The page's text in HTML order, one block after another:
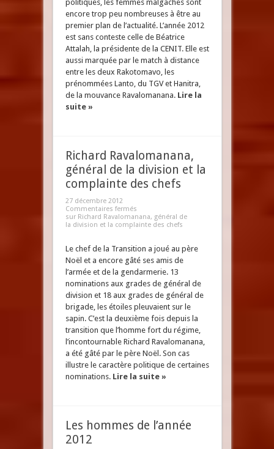
politiques, les femmes malgaches sont
encore trop peu nombreuses à être au
premier plan de l’actualité. L’année 2012
est sans conteste celle de Béatrice
Attalah, la présidente de la CENIT. Elle est
aussi marquée par le match à distance
entre les deux Rakotomavo, les
prénommées Lanto, du TGV et Hanitra,
de la mouvance Ravalomanana. Lire la
suite »
Richard Ravalomanana,
général de la division et la
complainte des chefs
27 décembre 2012
Commentaires fermés
sur Richard Ravalomanana, général de
la division et la complainte des chefs
Le chef de la Transition a joué au père
Noël et a encore gâté ses amis de
l’armée et de la gendarmerie. 13
nominations aux grades de général de
division et 18 aux grades de général de
brigade, les étoiles pleuvaient sur le
sapin. C’est la deuxième fois depuis la
transition que l’homme fort du régime,
l’incontournable Richard Ravalomanana,
a été gâté par le père Noël. Son cas
illustre le caractère politique de certaines
nominations. Lire la suite »
Les hommes de l’année
2012